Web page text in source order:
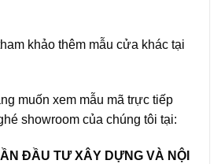
khảo thêm mẫu cửa khác tại
muốn xem mẫu mã trực tiếp
showroom của chúng tôi tại:
ĐẦU TƯ XÂY DỰNG VÀ NỘI